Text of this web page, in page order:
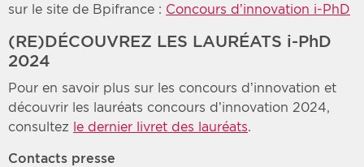
sur le site de Bpifrance : Concours d’innovation i-PhD
(RE)DÉCOUVREZ LES LAURÉATS i-PhD
2024
Pour en savoir plus sur les concours d’innovation et
découvrir les lauréats concours d’innovation 2024,
consultez le dernier livret des lauréats.
Contacts presse